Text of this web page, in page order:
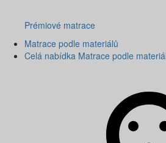
Prémiové matrace
Matrace podle materiálů
Celá nabídka Matrace podle